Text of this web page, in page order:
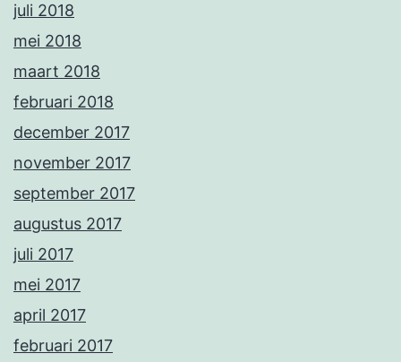
juli 2018
mei 2018
maart 2018
februari 2018
december 2017
november 2017
september 2017
augustus 2017
juli 2017
mei 2017
april 2017
februari 2017